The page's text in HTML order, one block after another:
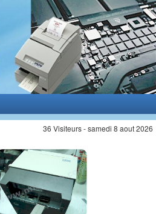
36 Visiteurs - samedi 8 aout 2026